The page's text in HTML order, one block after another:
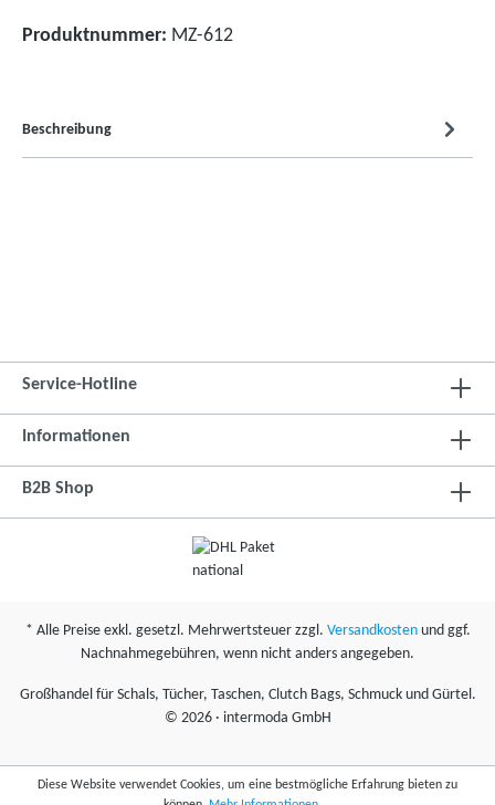
Produktnummer: MZ-612
Beschreibung
Service-Hotline
Informationen
B2B Shop
* Alle Preise exkl. gesetzl. Mehrwertsteuer zzgl. Versandkostenund ggf.
Nachnahmegebühren, wenn nicht anders angegeben.
Großhandel für Schals, Tücher, Taschen, Clutch Bags, Schmuck und Gürtel.
© 2026 · intermoda GmbH
Diese Website verwendet Cookies, um eine bestmögliche Erfahrung bieten zu